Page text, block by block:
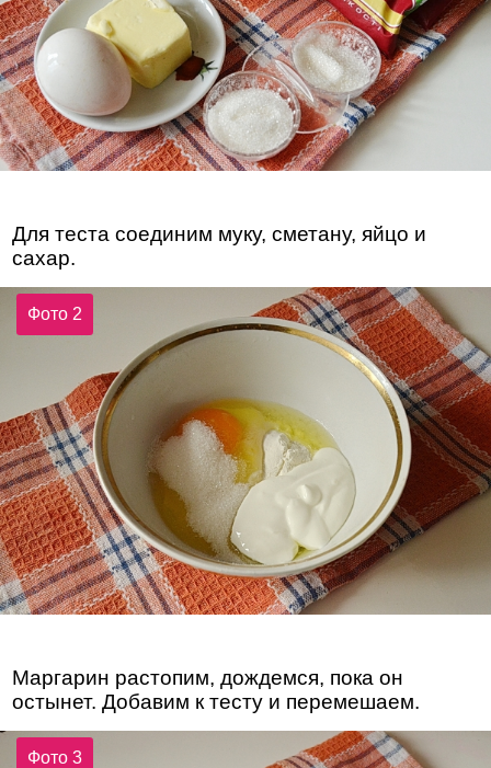
Для теста соединим муку, сметану, яйцо и
сахар.
Фото 2
Маргарин растопим, дождемся, пока он
остынет. Добавим к тесту и перемешаем.
Фото 3